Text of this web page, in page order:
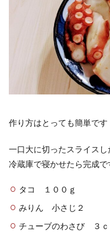
作り方はとっても簡単です
一口大に切ったスライス
冷蔵庫で寝かせたら完成で
タコ １００ｇ
みりん 小さじ２
チューブのわさび ３